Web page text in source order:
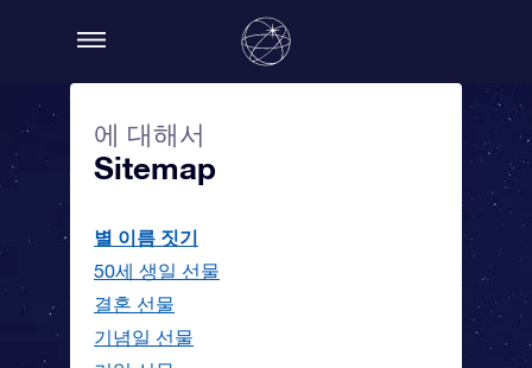
에 대해서
Sitemap
별 이름 짓기
50세 생일 선물
결혼 선물
기념일 선물